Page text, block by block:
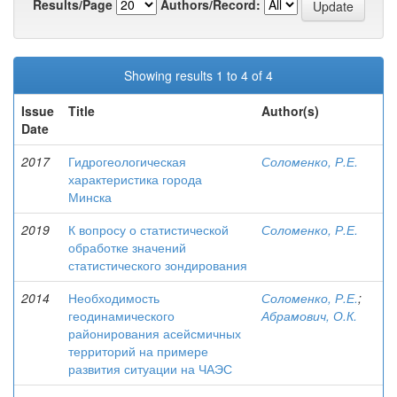
Results/Page
Authors/Record:
Showing results 1 to 4 of 4
Issue
Date
Title Author(s)
2017
Гидрогеологическая
характеристика города
Минска
Соломенко, Р.Е.
2019
К вопросу о статистической
обработке значений
статистического зондирования
Соломенко, Р.Е.
2014
Необходимость
геодинамического
районирования асейсмичных
территорий на примере
развития ситуации на ЧАЭС
Соломенко, Р.Е.;
Абрамович, О.К.